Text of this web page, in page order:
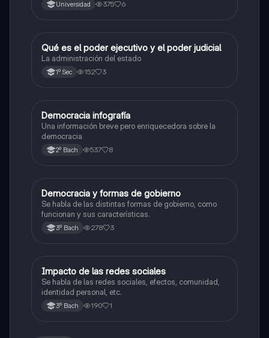
Asepsia y Antisepsia
Universidad 375 6
Formación Cívica y Ética
Qué es el poder ejecutivo y el poder judicial
La administración del estado
1º Sec 152 3
Ética y valores
Democracia infografía
Una información breve pero enriquecedora sobre la
democracia
2º Bach 537 8
Ética y valores
Democracia y formas de gobierno
Se habla de las distintas formas de gobierno, como
funcionan y sus características.
3º Bach 278 3
Ética y valores
Impacto de las redes sociales
Se habla de las redes sociales, efectos, comunidad,
identidad personal, etc.
3º Bach 190 1